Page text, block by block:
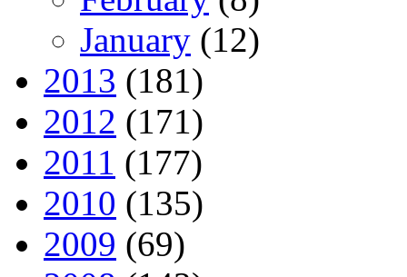
January (12)
2013 (181)
2012 (171)
2011 (177)
2010 (135)
2009 (69)